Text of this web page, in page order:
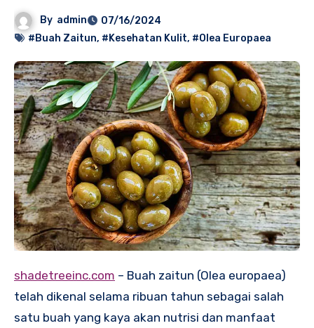
By admin
07/16/2024
#Buah Zaitun, #Kesehatan Kulit, #Olea Europaea
shadetreeinc.com – Buah zaitun (Olea europaea)
telah dikenal selama ribuan tahun sebagai salah
satu buah yang kaya akan nutrisi dan manfaat